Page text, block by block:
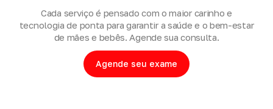
Cada serviço é pensado com o maior carinho e
tecnologia de ponta para garantir a saúde e o bem-estar
de mães e bebês. Agende sua consulta.
Agende seu exame